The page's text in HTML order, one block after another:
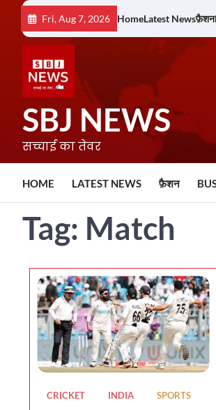
content
Fri, Aug 7, 2026 HomeLatest Newsफ़ैशन
SBJ NEWS
सच्चाई का तेवर
HOME LATEST NEWS फ़ैशन
Tag: Match
CRICKET INDIA SPORTS